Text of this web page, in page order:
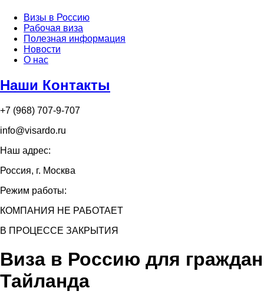
Визы в Россию
Рабочая виза
Полезная информация
Новости
О нас
Наши Контакты
+7 (968) 707-9-707
info@visardo.ru
Наш адрес:
Россия, г. Москва
Режим работы:
КОМПАНИЯ НЕ РАБОТАЕТ
В ПРОЦЕССЕ ЗАКРЫТИЯ
Виза в Россию для граждан
Тайланда